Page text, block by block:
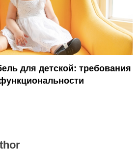
для детской: требования